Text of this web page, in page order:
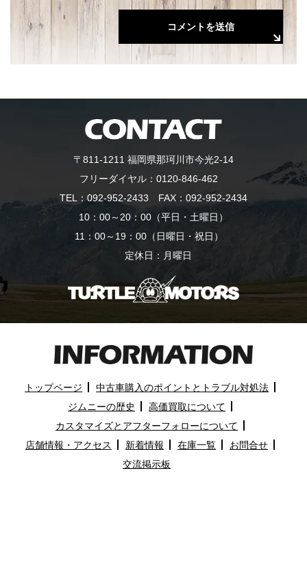
〒811-1211 福岡県那珂川市今光2-14
フリーダイヤル： 0120-846-462
TEL： 092-952-2433 FAX：092-952-2434
10：00～20：00（平日・土曜日）
11：00～19：00（日曜日・祝日）
定休日：月曜日
トップページ
中古車購入のポイントとトラブル対処法
ジムニーの歴史
高価買取について
カスタマイズとアフターフォローについて
店舗情報・アクセス
新着情報 在庫一覧
お問合せ
交流掲示板